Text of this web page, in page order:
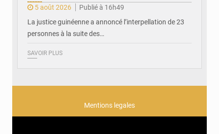
5 août 2026
Publié à 16h49
La justice guinéenne a annoncé l’interpellation de 23
personnes à la suite des…
SAVOIR PLUS
Mentions legales